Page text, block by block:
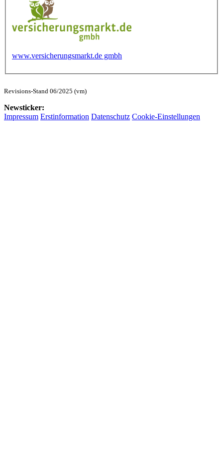
www.versicherungsmarkt.de gmbh
Revisions-Stand 06/2025 (vm)
Newsticker:
Impressum Erstinformation Datenschutz Cookie-Einstellungen